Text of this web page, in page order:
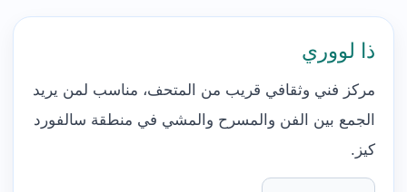
ذا لووري
مركز فني وثقافي قريب من المتحف، مناسب لمن يريد
الجمع بين الفن والمسرح والمشي في منطقة سالفورد
كيز.